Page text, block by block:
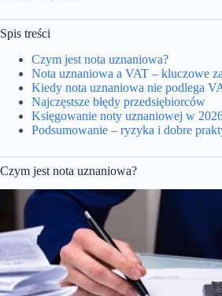
Spis treści
Czym jest nota uznaniowa?
Nota uznaniowa a VAT – kluczowe
Kiedy nota uznaniowa nie podlega
Najczęstsze błędy przedsiębiorców
Księgowanie noty uznaniowej w
Podsumowanie – ryzyka i dobre
Czym jest nota uznaniowa?